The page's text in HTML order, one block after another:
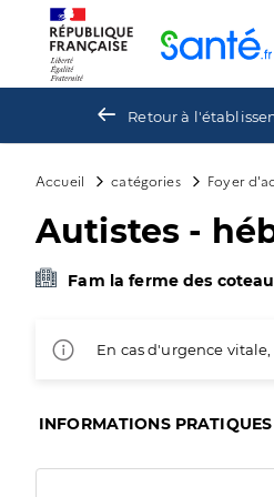
Retour à
Accueil catégories Foyer
Autistes -
Fam la ferme des
En cas d'urgence
INFORMATIONS PRATIQUES
Panneau de gestion des cookies